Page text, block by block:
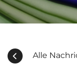
Alle